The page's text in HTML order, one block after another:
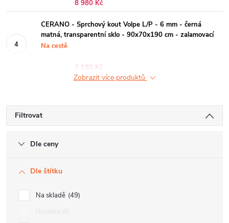
8 980 Kč
CERANO - Sprchový kout Volpe L/P - 6 mm - černá
matná, transparentní sklo - 90x70x190 cm - zalamovací
Na cestě
7 180 Kč
Zobrazit více produktů
Filtrovat
Dle ceny
Dle štítku
Na skladě 49